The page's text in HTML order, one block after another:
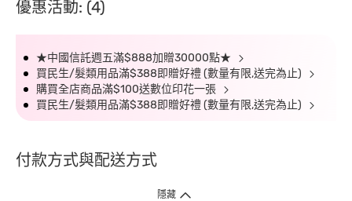
優惠活動: (4)
★中國信託週五滿$888加贈30000點★
買民生/髮類用品滿$388即贈好禮 (數量有限,送完為止)
購買全店商品滿$100送數位印花一張
買民生/髮類用品滿$388即贈好禮 (數量有限,送完為止)
付款方式與配送方式
隱藏